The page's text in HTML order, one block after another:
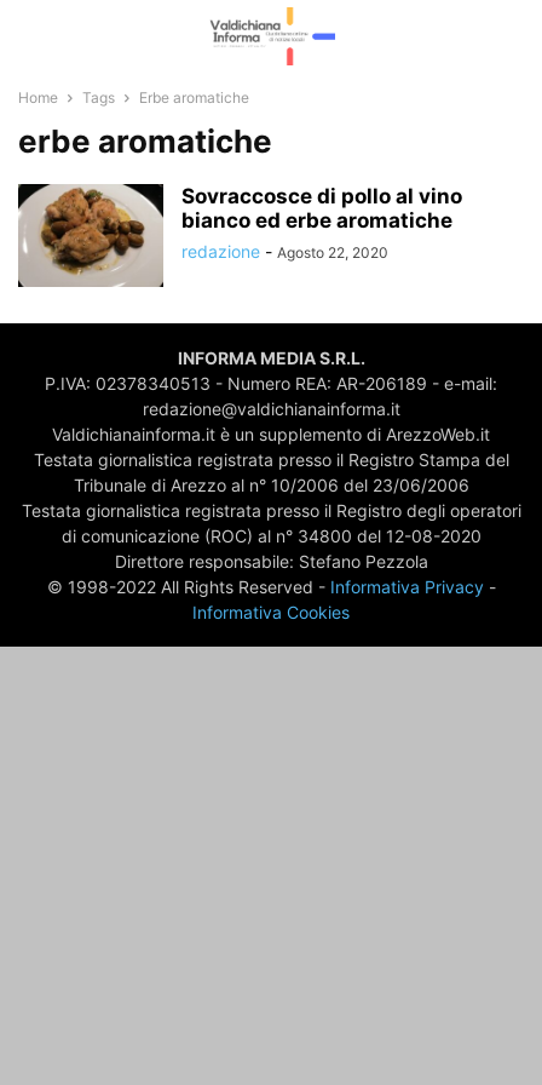
Home Tags Erbe aromatiche
erbe aromatiche
Sovraccosce di pollo al vino
bianco ed erbe aromatiche
redazione - Agosto 22, 2020
INFORMA MEDIA S.R.L.
P.IVA: 02378340513 - Numero REA: AR-206189 - e-mail:
redazione@valdichianainforma.it
Valdichianainforma.it è un supplemento di ArezzoWeb.it
Testata giornalistica registrata presso il Registro Stampa del
Tribunale di Arezzo al n° 10/2006 del 23/06/2006
Testata giornalistica registrata presso il Registro degli operatori
di comunicazione (ROC) al n° 34800 del 12-08-2020
Direttore responsabile: Stefano Pezzola
© 1998-2022 All Rights Reserved - Informativa Privacy-
Informativa Cookies